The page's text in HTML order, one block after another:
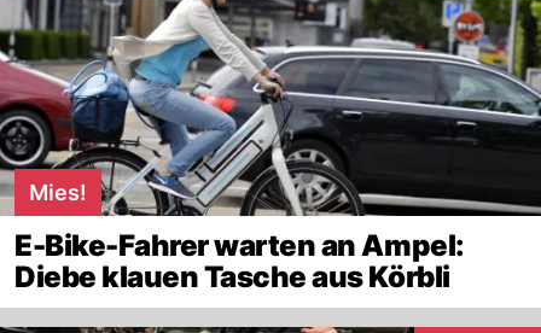
Mies!
E-Bike-Fahrer warten an Ampel:
Diebe klauen Tasche aus Körbli